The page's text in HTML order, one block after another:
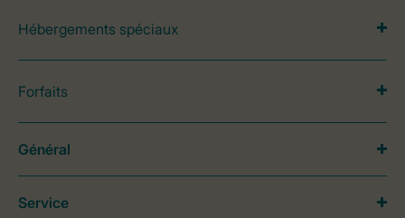
Hébergements spéciaux
Forfaits
Général
Service